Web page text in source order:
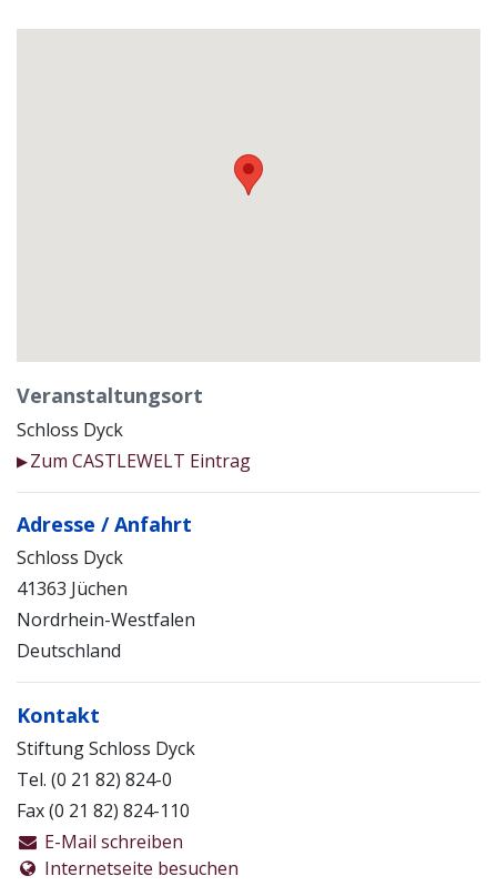
Veranstaltungsort
Schloss Dyck
▶ Zum CASTLEWELT Eintrag
Adresse / Anfahrt
Schloss Dyck
41363 Jüchen
Nordrhein-Westfalen
Deutschland
Kontakt
Stiftung Schloss Dyck
Tel. (0 21 82) 824-0
Fax (0 21 82) 824-110
E-Mail schreiben
Internetseite besuchen